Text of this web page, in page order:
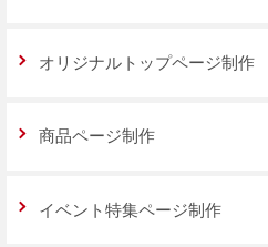
オリジナルトップページ制作
商品ページ制作
イベント特集ページ制作